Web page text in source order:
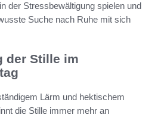
der Stressbewältigung spielen und
Suche nach Ruhe mit sich
der Stille im
Lärm und hektischem
die Stille immer mehr an